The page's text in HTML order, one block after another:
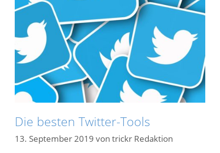
Die besten Twitter-Tools
13. September 2019 von trickr Redaktion